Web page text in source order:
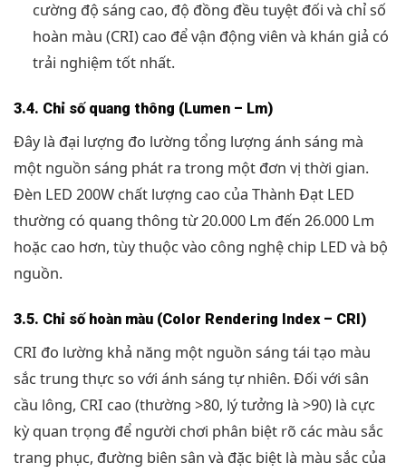
cường độ sáng cao, độ đồng đều tuyệt đối và chỉ số
hoàn màu (CRI) cao để vận động viên và khán giả có
trải nghiệm tốt nhất.
3.4. Chỉ số quang thông (Lumen – Lm)
Đây là đại lượng đo lường tổng lượng ánh sáng mà
một nguồn sáng phát ra trong một đơn vị thời gian.
Đèn LED 200W chất lượng cao của Thành Đạt LED
thường có quang thông từ 20.000 Lm đến 26.000 Lm
hoặc cao hơn, tùy thuộc vào công nghệ chip LED và bộ
nguồn.
3.5. Chỉ số hoàn màu (Color Rendering Index – CRI)
CRI đo lường khả năng một nguồn sáng tái tạo màu
sắc trung thực so với ánh sáng tự nhiên. Đối với sân
cầu lông, CRI cao (thường >80, lý tưởng là >90) là cực
kỳ quan trọng để người chơi phân biệt rõ các màu sắc
trang phục, đường biên sân và đặc biệt là màu sắc của